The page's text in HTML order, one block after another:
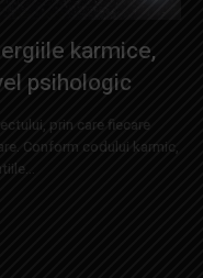
karmice,
psihologic
prin care fiecare
Conform codului karmic,